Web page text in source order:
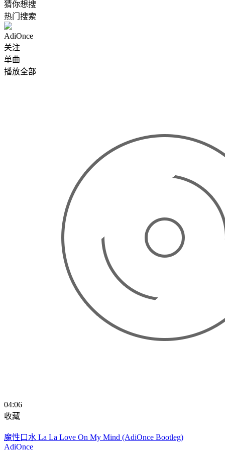
猜你想搜
热门搜索
AdiOnce
关注
单曲
播放全部
04:06
收藏
魔性口水 La La Love On My Mind (AdiOnce Bootleg)
AdiOnce